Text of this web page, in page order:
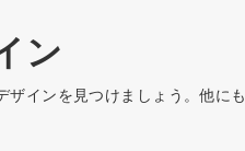
ン
インを見つけましょう。他にも